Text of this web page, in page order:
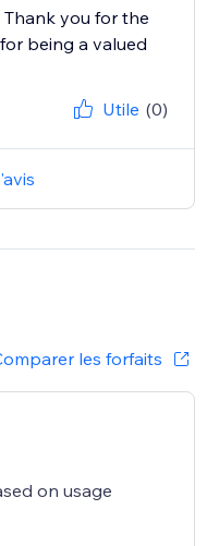
you for the
being a valued
Utile (0)
les forfaits
on usage